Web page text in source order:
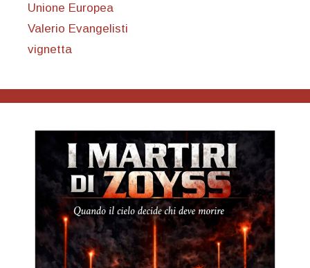
Unione Europea
Valerio Evangelisti
vignetta